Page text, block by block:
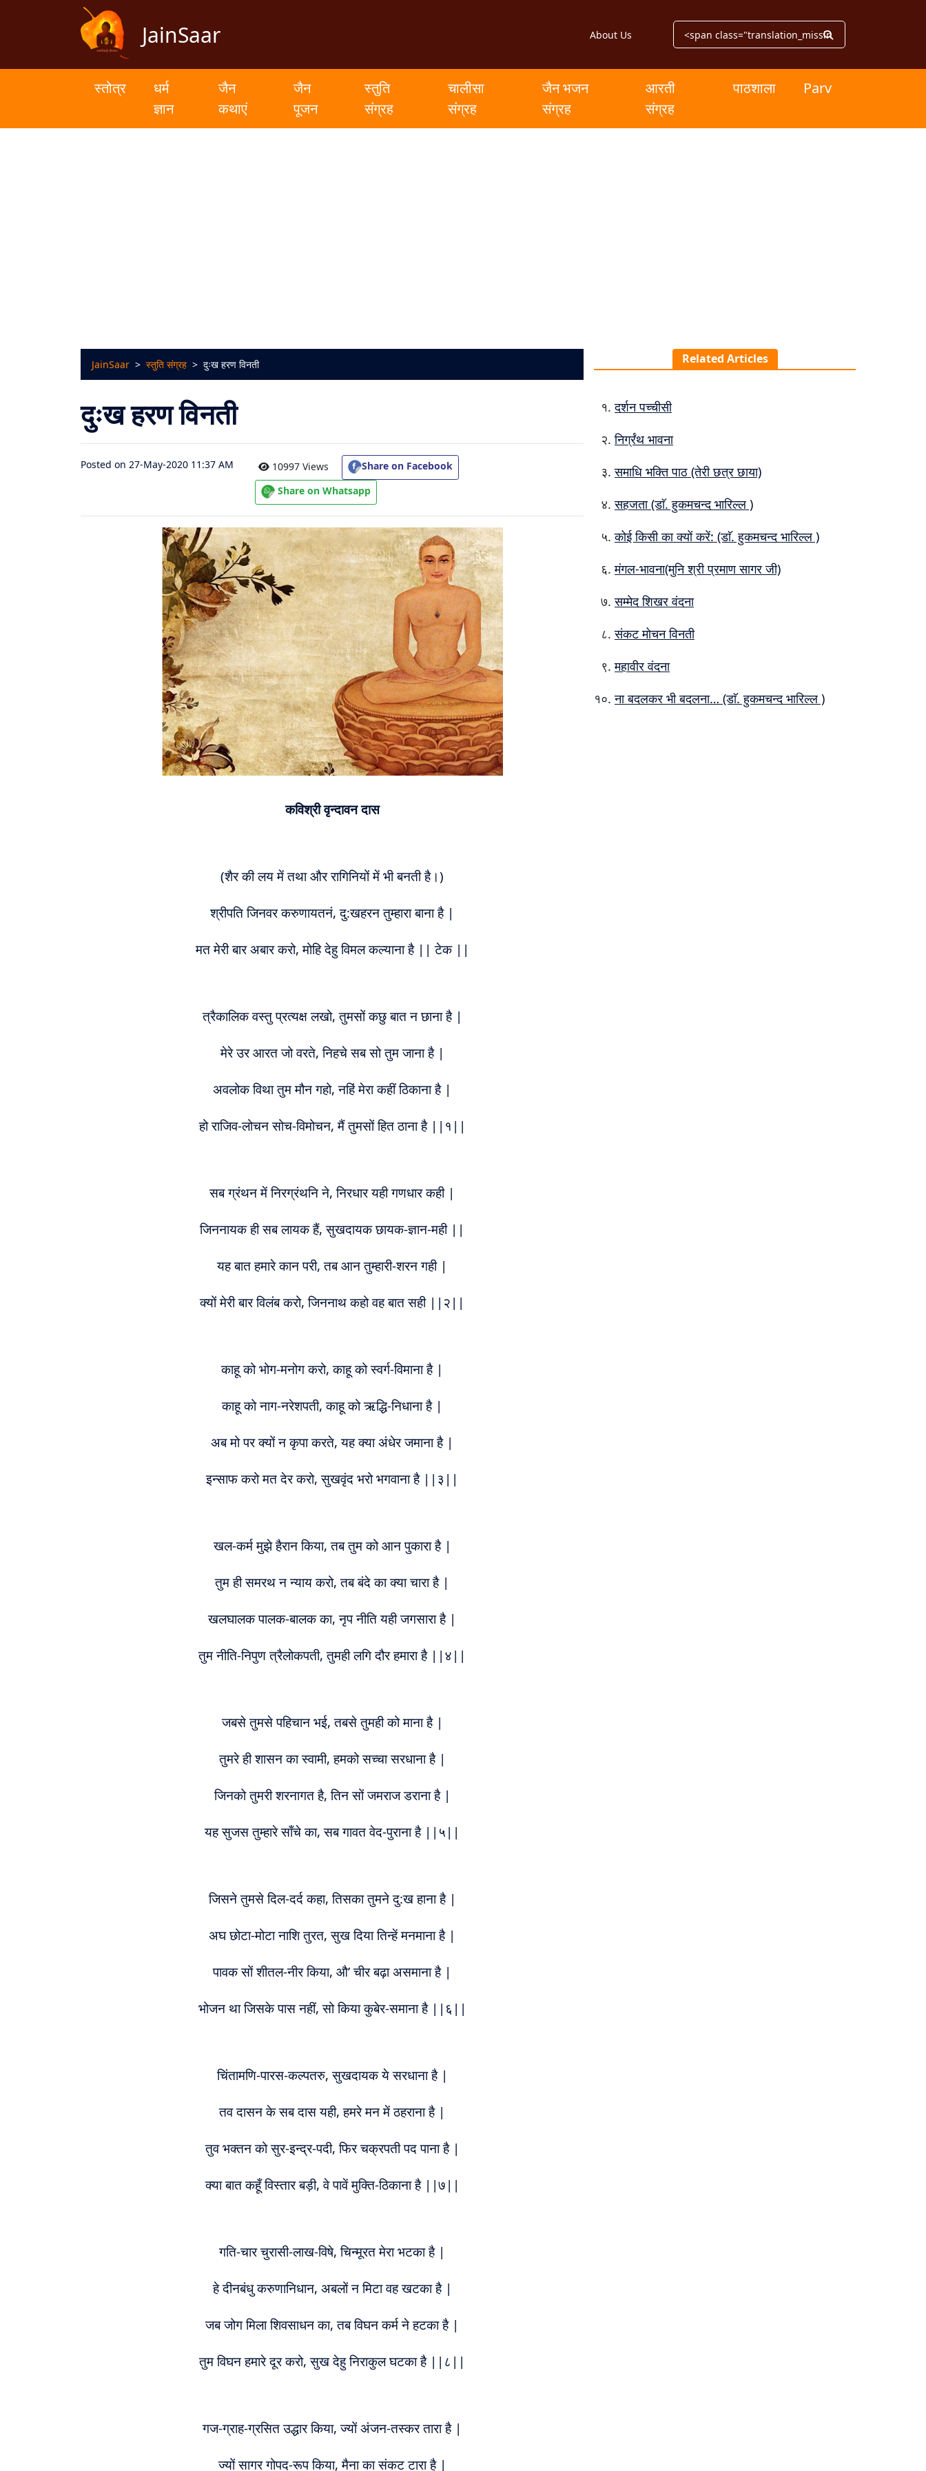
JainSaar About Us
स्तोत्र
धर्म
ज्ञान
जैन
कथाएं
जैन
पूजन
स्तुति
संग्रह
चालीसा
संग्रह
जैन भजन
संग्रह
आरती
संग्रह
पाठशाला Parv
JainSaar > स्तुति संग्रह > दुःख हरण विनती
दुःख हरण विनती
Posted on 27-May-2020 11:37 AM 10997 Views
Share on Facebook
Share on Whatsapp
कविश्री वृन्दावन दास
(शैर की लय में तथा और रागिनियों में भी बनती है।)
श्रीपति जिनवर करुणायतनं, दु:खहरन तुम्हारा बाना है |
मत मेरी बार अबार करो, मोहि देहु विमल कल्याना है || टेक ||
त्रैकालिक वस्तु प्रत्यक्ष लखो, तुमसों कछु बात न छाना है |
मेरे उर आरत जो वरते, निहचे सब सो तुम जाना है |
अवलोक विथा तुम मौन गहो, नहिं मेरा कहीं ठिकाना है |
हो राजिव-लोचन सोच-विमोचन, मैं तुमसों हित ठाना है ||१||
सब ग्रंथन में निरग्रंथनि ने, निरधार यही गणधार कही |
जिननायक ही सब लायक हैं, सुखदायक छायक-ज्ञान-मही ||
यह बात हमारे कान परी, तब आन तुम्हारी-शरन गही |
क्यों मेरी बार विलंब करो, जिननाथ कहो वह बात सही ||२||
काहू को भोग-मनोग करो, काहू को स्वर्ग-विमाना है |
काहू को नाग-नरेशपती, काहू को ऋद्धि-निधाना है |
अब मो पर क्यों न कृपा करते, यह क्या अंधेर जमाना है |
इन्साफ करो मत देर करो, सुखवृंद भरो भगवाना है ||३||
खल-कर्म मुझे हैरान किया, तब तुम को आन पुकारा है |
तुम ही समरथ न न्याय करो, तब बंदे का क्या चारा है |
खलघालक पालक-बालक का, नृप नीति यही जगसारा है |
तुम नीति-निपुण त्रैलोकपती, तुमही लगि दौर हमारा है ||४||
जबसे तुमसे पहिचान भई, तबसे तुमही को माना है |
तुमरे ही शासन का स्वामी, हमको सच्चा सरधाना है |
जिनको तुमरी शरनागत है, तिन सों जमराज डराना है |
यह सुजस तुम्हारे साँचे का, सब गावत वेद-पुराना है ||५||
जिसने तुमसे दिल-दर्द कहा, तिसका तुमने दु:ख हाना है |
अघ छोटा-मोटा नाशि तुरत, सुख दिया तिन्हें मनमाना है |
पावक सों शीतल-नीर किया, औ’ चीर बढ़ा असमाना है |
भोजन था जिसके पास नहीं, सो किया कुबेर-समाना है ||६||
चिंतामणि-पारस-कल्पतरु, सुखदायक ये सरधाना है |
तव दासन के सब दास यही, हमरे मन में ठहराना है |
तुव भक्तन को सुर-इन्द्र-पदी, फिर चक्रपती पद पाना है |
क्या बात कहूँ विस्तार बड़ी, वे पावें मुक्ति-ठिकाना है ||७||
गति-चार चुरासी-लाख-विषे, चिन्मूरत मेरा भटका है |
हे दीनबंधु करुणानिधान, अबलों न मिटा वह खटका है |
जब जोग मिला शिवसाधन का, तब विघन कर्म ने हटका है |
तुम विघन हमारे दूर करो, सुख देहु निराकुल घटका है ||८||
गज-ग्राह-ग्रसित उद्धार किया, ज्यों अंजन-तस्कर तारा है |
ज्यों सागर गोपद-रूप किया, मैना का संकट टारा है |
Related Articles
दर्शन पच्चीसी
निर्ग्रंथ भावना
समाधि भक्ति पाठ (तेरी छत्र छाया)
सहजता (डाॅ. हुकमचन्द भारिल्ल )
कोई किसी का क्यों करें: (डाॅ. हुकमचन्द भारिल्ल )
मंगल-भावना(मुनि श्री प्रमाण सागर जी)
सम्मेद शिखर वंदना
संकट मोचन विनती
महावीर वंदना
ना बदलकर भी बदलना… (डाॅ. हुकमचन्द भारिल्ल )